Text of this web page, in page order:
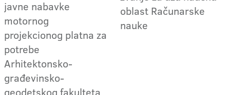
javne nabavke
motornog
projekcionog platna za
potrebe
Arhitektonsko-
građevinsko-
geodetskog fakulteta
oblast Računarske
nauke